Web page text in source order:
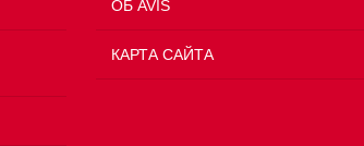
ОБ AVIS
КАРТА САЙТА